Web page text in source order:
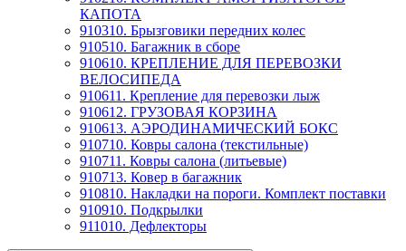
КАПОТА
910310. Брызговики передних колес
910510. Багажник в сборе
910610. КРЕПЛЕНИЕ ДЛЯ ПЕРЕВОЗКИ
ВЕЛОСИПЕДА
910611. Крепление для перевозки лыж
910612. ГРУЗОВАЯ КОРЗИНА
910613. АЭРОДИНАМИЧЕСКИЙ БОКС
910710. Ковры салона (текстильные)
910711. Ковры салона (литьевые)
910713. Ковер в багажник
910810. Накладки на пороги. Комплект поставки
910910. Подкрылки
911010. Дефлекторы